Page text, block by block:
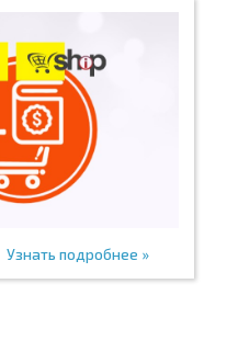
Узнать подробнее »